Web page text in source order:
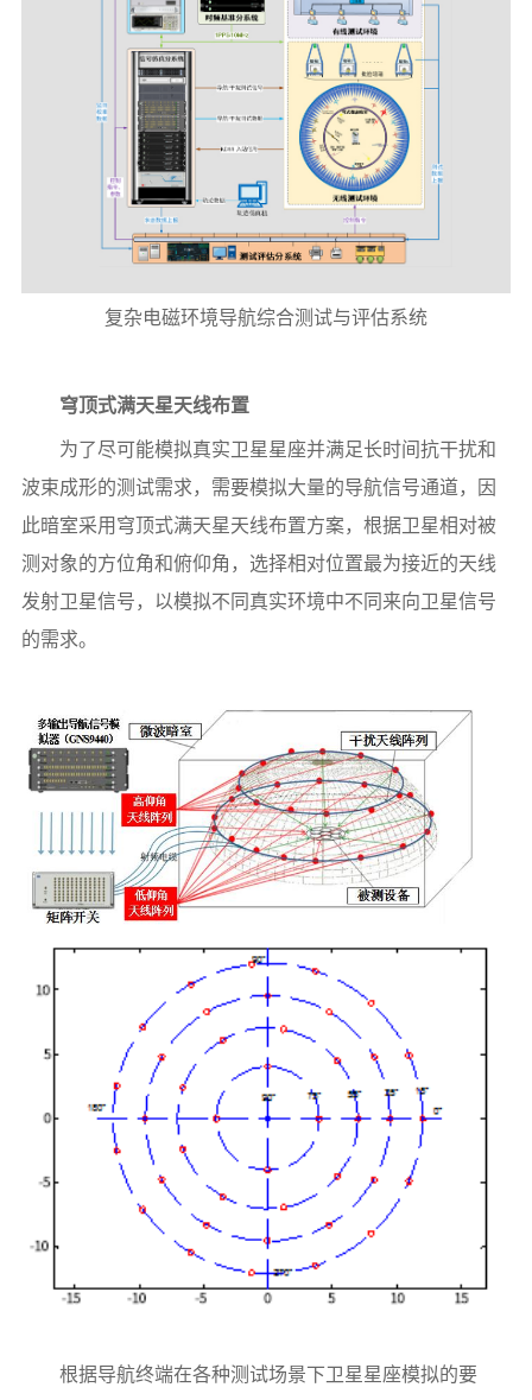
复杂电磁环境导航综合测试与评估系统
穹顶式满天星天线布置
为了尽可能模拟真实卫星星座并满足长时间抗干扰和
波束成形的测试需求，需要模拟大量的导航信号通道，因
此暗室采用穹顶式满天星天线布置方案，根据卫星相对被
测对象的方位角和俯仰角，选择相对位置最为接近的天线
发射卫星信号，以模拟不同真实环境中不同来向卫星信号
的需求。
根据导航终端在各种测试场景下卫星星座模拟的要